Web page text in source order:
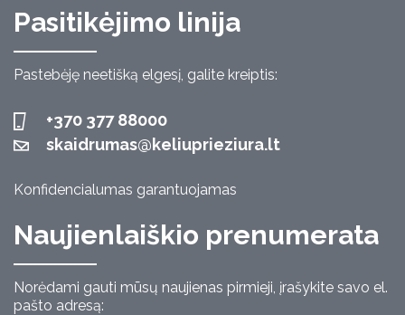
Pasitikėjimo linija
Pastebėję neetišką elgesį, galite kreiptis:
+370 377 88000
skaidrumas@keliuprieziura.lt
Konfidencialumas garantuojamas
Naujienlaiškio prenumerata
Norėdami gauti mūsų naujienas pirmieji, įrašykite savo el.
pašto adresą: